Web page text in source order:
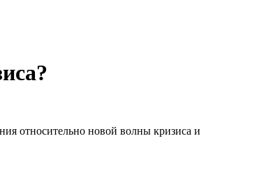
относительно новой волны кризиса и